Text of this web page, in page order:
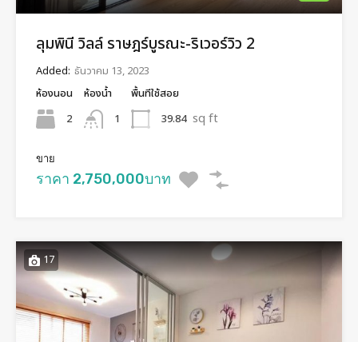
ลุมพินี วิลล์ ราษฎร์บูรณะ-ริเวอร์วิว 2
Added: ธันวาคม 13, 2023
ห้องนอน
2
ห้องน้ำ
1
พื้นทีใช้สอย
39.84 sq ft
ขาย
ราคา 2,750,000บาท
17